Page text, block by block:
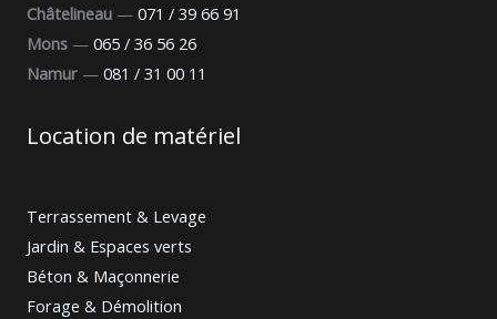
Châtelineau — 071 / 39 66 91
Mons — 065 / 36 56 26
Namur — 081 / 31 00 11
Location de matériel
Terrassement & Levage
Jardin & Espaces verts
Béton & Maçonnerie
Forage & Démolition